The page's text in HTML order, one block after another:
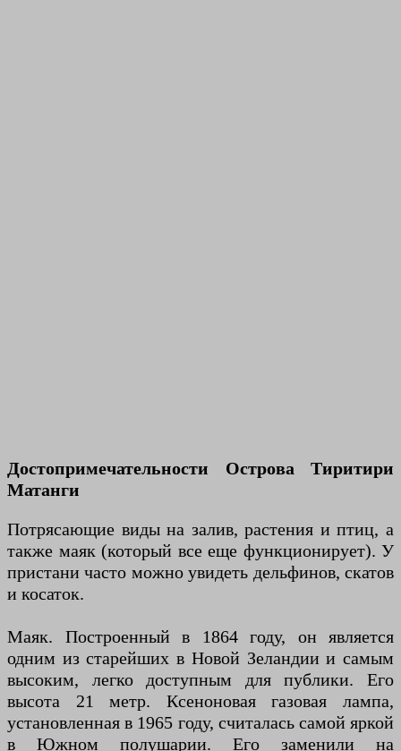
Достопримечательности Острова Тиритири
Матанги
Потрясающие виды на залив, растения и птиц, а
также маяк (который все еще функционирует). У
пристани часто можно увидеть дельфинов, скатов
и косаток.
Маяк. Построенный в 1864 году, он является
одним из старейших в Новой Зеландии и самым
высоким, легко доступным для публики. Его
высота 21 метр. Ксеноновая газовая лампа,
установленная в 1965 году, считалась самой яркой
в Южном полушарии. Его заменили на